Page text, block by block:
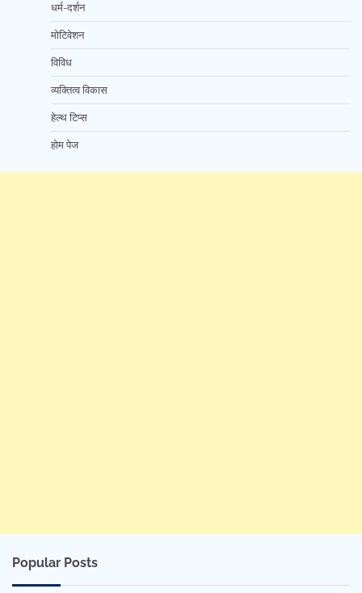
धर्म-दर्शन
मोटिवेशन
विविध
व्यक्तित्व विकास
हेल्थ टिप्स
होम पेज
Popular Posts